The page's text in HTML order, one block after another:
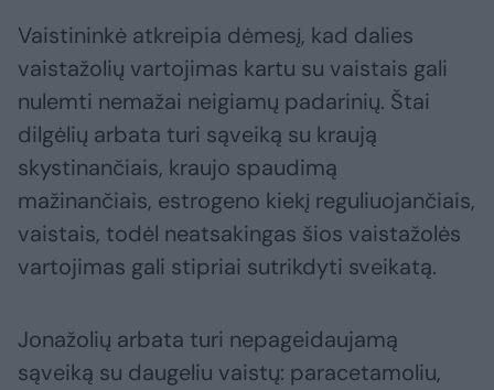
Vaistininkė atkreipia dėmesį, kad dalies
vaistažolių vartojimas kartu su vaistais gali
nulemti nemažai neigiamų padarinių. Štai
dilgėlių arbata turi sąveiką su kraują
skystinančiais, kraujo spaudimą
mažinančiais, estrogeno kiekį reguliuojančiais,
vaistais, todėl neatsakingas šios vaistažolės
vartojimas gali stipriai sutrikdyti sveikatą.
Jonažolių arbata turi nepageidaujamą
sąveiką su daugeliu vaistų: paracetamoliu,